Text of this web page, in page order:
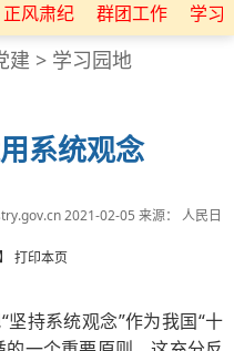
正风肃纪 群团工作 学习
建 > 学习园地
系统观念
2021-02-05 来源： 人民日
打印本页
持系统观念”作为我国“十